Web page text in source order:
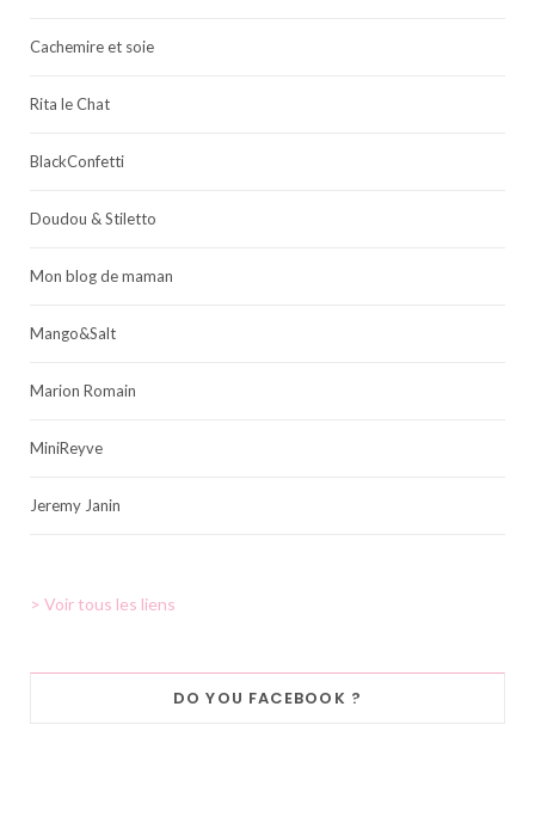
Cachemire et soie
Rita le Chat
BlackConfetti
Doudou & Stiletto
Mon blog de maman
Mango&Salt
Marion Romain
MiniReyve
Jeremy Janin
> Voir tous les liens
DO YOU FACEBOOK ?